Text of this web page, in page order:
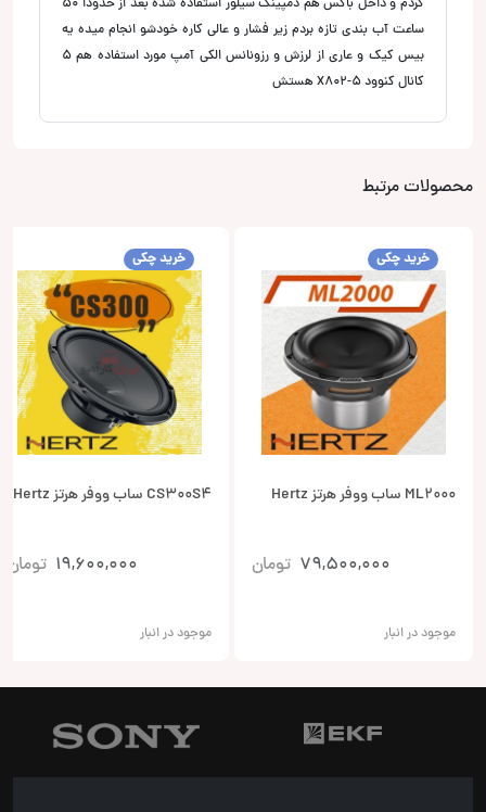
ساعت آب بندی تازه بردم زیر فشار و عالی کاره خودشو انجام میده یه
بیس کیک و عاری از لرزش و رزونانس الکی آمپ مورد استفاده هم 5
کانال کنوود X802-5 هستش
محصولات مرتبط
خرید چکی
ML2000 ساب ووفر هرتز Hertz
79,500,000 تومان
موجود در انبار
خرید چکی
CS300S4 ساب ووفر هرتز Hertz
19,600,000 تومان
موجود در انبار